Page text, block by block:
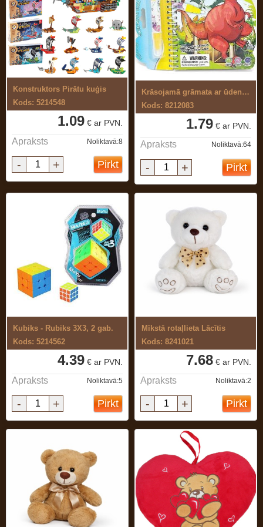
Konstruktors Pirātu kuģis
Kods: 5214548
1.09 € ar PVN.
Apraksts Noliktavā:8
- + Pirkt
Krāsojamā grāmata ar ūdens flomasteri
Kods: 8212083
1.79 € ar PVN.
Apraksts Noliktavā:64
- + Pirkt
Kubiks - Rubiks 3X3, 2 gab.
Kods: 5214562
4.39 € ar PVN.
Apraksts Noliktavā:5
- + Pirkt
Mīkstā rotaļlieta Lācītis
Kods: 8241021
7.68 € ar PVN.
Apraksts Noliktavā:2
- + Pirkt